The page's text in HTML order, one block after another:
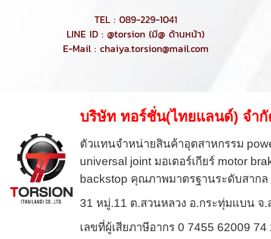
TEL : 089-229-1041
LINE ID : @torsion (มี@ ด้านหน้า)
E-Mail : chaiya.torsion@mail.com
บริษัท ทอร์ชั่น(ไทยแลนด์) จำ
ตัวแทนจำหน่ายสินค้าอุตสาหกรรม
universal joint มอเตอร์เกียร์ motor
backstop คุณภาพมาตรฐานระดับสากล
31 หมู่.11 ต.สวนหลวง อ.กระทุ่มแบน จ.
เลขที่ผู้เสียภาษีอากร 0 7455 62009